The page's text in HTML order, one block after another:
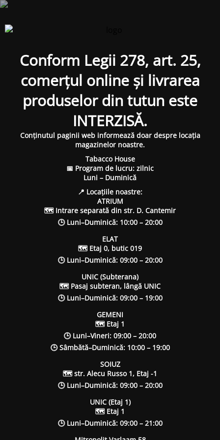
Conform Legii 278, art. 25,
comerțul online și livrarea
produselor din tutun este
INTERZISĂ.
Conținutul paginii web informează doar despre locația
magazinelor noastre.
Tabacco House
📅 Program de lucru: zilnic
Luni – Duminică
📍 Locațiile noastre:
ATRIUM
🗺 Intrare separată din str. D. Cantemir
🕒 Luni–Duminică: 10:00 – 20:00
ELAT
🗺 Etaj 0, butic 019
🕒 Luni–Duminică: 09:00 – 20:00
UNIC (Subterana)
🗺 Pasaj subteran, lângă UNIC
🕒 Luni–Duminică: 09:00 – 19:00
GEMENI
🗺 Etaj 1
🕒 Luni–Vineri: 09:00 – 20:00
🕒 Sâmbătă–Duminică: 10:00 – 19:00
SOIUZ
🗺 str. Alecu Russo 1, Etaj -1
🕒 Luni–Duminică: 09:00 – 20:00
UNIC (Etaj 1)
🗺 Etaj 1
🕒 Luni–Duminică: 09:00 – 21:00